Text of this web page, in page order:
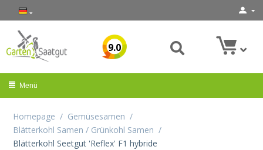
9.0
Menü
Homepage / Gemüsesamen /
Blätterkohl Samen / Grünkohl Samen /
Blätterkohl Seetgut 'Reflex' F1 hybride